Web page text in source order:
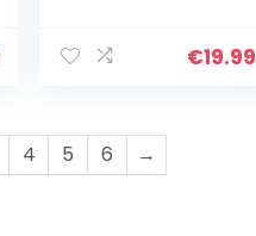
Mics, 30H
IP7…
€19.99
4 5 6 →